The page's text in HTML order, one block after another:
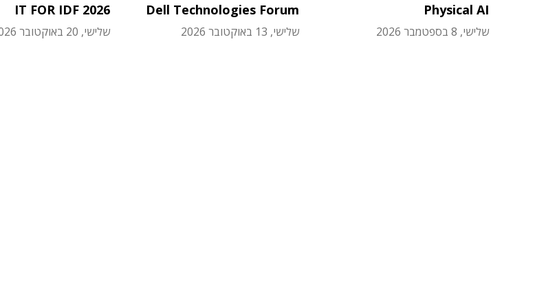
Physical AI
שלישי, 8 בספטמבר 2026
Dell Technologies Forum
שלישי, 13 באוקטובר 2026
IT FOR IDF 2026
שלישי, 20 באוקטובר 2026